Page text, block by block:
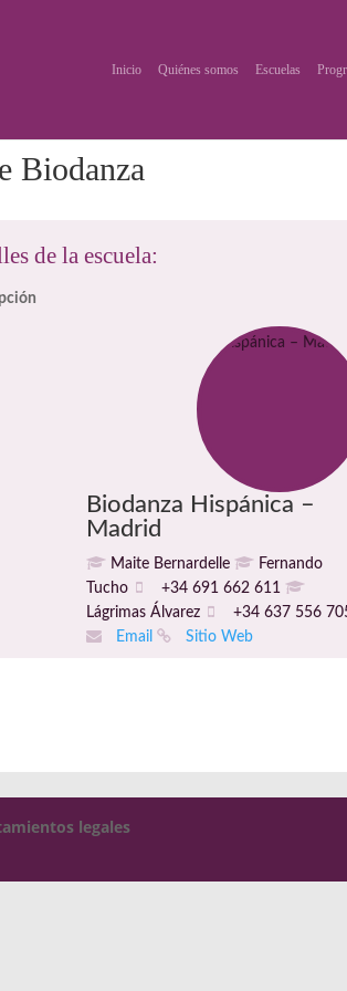
Inicio Quiénes somos Escuelas
Biodanza
de la escuela:
Biodanza Hispánica –
Madrid
Maite Bernardelle
Fernando
Tucho
+34 691 662 611
Lágrimas Álvarez
+34 637 556
Email
Sitio Web
legales